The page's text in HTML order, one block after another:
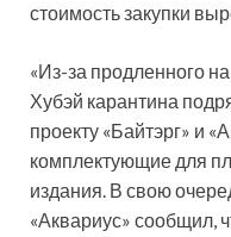
стоимость закупки
«Из-за продленного
Хубэй карантина
проекту «Байтэрг» и
комплектующие для
издания. В свою
«Аквариус» сообщил,